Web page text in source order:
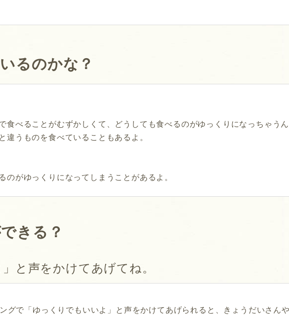
るのかな？
食べることがむずかしくて、どうしても食べるのがゆっくりになっちゃうん
違うものを食べていることもあるよ。
のがゆっくりになってしまうことがあるよ。
きる？
と声をかけてあげてね。
グで「ゆっくりでもいいよ」と声をかけてあげられると、きょうだいさん